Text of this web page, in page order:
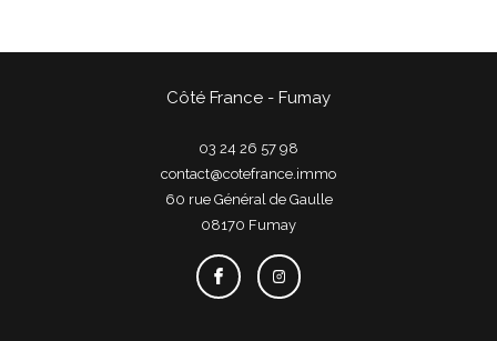
Côté France - Fumay
03 24 26 57 98
contact@cotefrance.immo
60 rue Général de Gaulle
08170
fumay